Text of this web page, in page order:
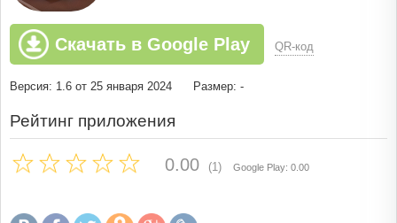
Скачать в Google Play QR-код
Версия: 1.6 от 25 января 2024 Размер: -
Рейтинг приложения
0.00 (1) Google Play: 0.00